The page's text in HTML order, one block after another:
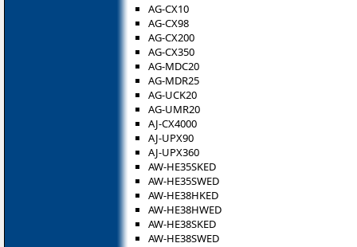
AG-CX10
AG-CX98
AG-CX200
AG-CX350
AG-MDC20
AG-MDR25
AG-UCK20
AG-UMR20
AJ-CX4000
AJ-UPX90
AJ-UPX360
AW-HE35SKED
AW-HE35SWED
AW-HE38HKED
AW-HE38HWED
AW-HE38SKED
AW-HE38SWED